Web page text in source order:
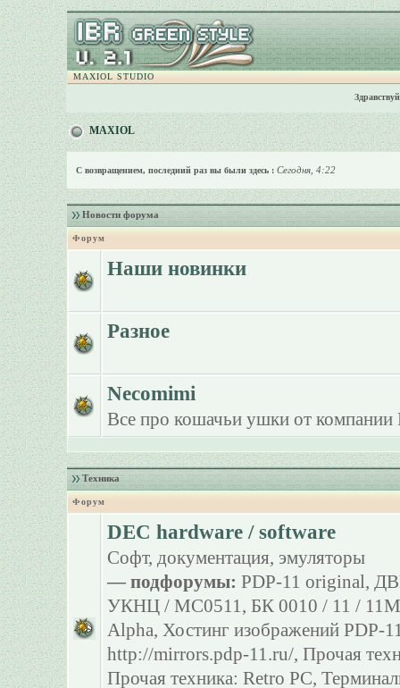
MAXIOL STUDIO
MAXIOL
С возвращением, последний раз вы были здесь : Сегодня, 4:22
Новости форума
Форум
Наши новинки
Разное
Necomimi
Все про кошачьи ушки от компании
Техника
Форум
DEC hardware / software
Софт, документация, эмуляторы
— подфорумы: PDP-11 original ,
УКНЦ / МС0511 , БК 0010 / 11 / 11M
Alpha, Хостинг изображений PDP-
http://mirrors.pdp-11.ru/, Прочая
Прочая техника: Retro PC,